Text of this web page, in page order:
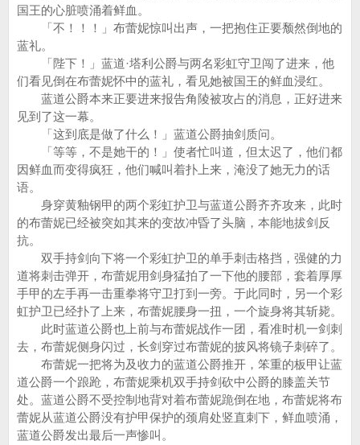
国王的心脏喷涌着鲜血。
「不！！！」布蕾妮惊叫出声，一把抱住正要颓然倒地的
蓝礼。
「陛下！」蓝道·塔利公爵与两名彩虹守卫闯了进来，他
们看见倒在布蕾妮怀中的蓝礼，看见她被国王的鲜血浸红。
蓝道公爵本来正要进来报告角陵被攻占的消息，正好进来
见到了这一幕。
「这到底是做了什么！」蓝道公爵抽剑质问。
「等等，不是她干的！」使者忙叫道，但太迟了，他们都
因鲜血而变得疯狂，他们喊叫着扑上来，淹没了她无力的话
语。
身穿黄釉钢甲的两个彩虹护卫与蓝道公爵齐齐攻来，此时
的布蕾妮已经被突如其来的变故冲昏了头脑，本能地拔剑反
抗。
双手持剑向下将一个彩虹护卫的单手刺击格挡，强健的力
道将刺击弹开，布蕾妮用剑身猛拍了一下他的腰部，套着厚厚
手甲的左手再一击重拳将守卫打到一旁。于此同时，另一个彩
虹护卫已经扑了上来，布蕾妮腰身一扭，一个旋身将其斩毙。
此时蓝道公爵也上前与布蕾妮战作一团，看准时机一剑刺
去，布蕾妮侧身闪过，长剑穿过布蕾妮的披风将镜子刺碎了。
布蕾妮一把将为及收力的蓝道公爵推开，笨重的板甲让蓝
道公爵一个踉跄，布蕾妮乘机双手持剑砍中公爵的膝盖关节
处。蓝道公爵不受控制地背对着布蕾妮跪倒在地，布蕾妮将布
蕾妮从蓝道公爵没有护甲保护的颈肩处竖直刺下，鲜血喷涌，
蓝道公爵发出最后一声惨叫。